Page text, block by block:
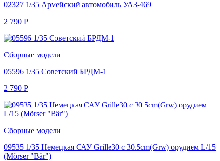
02327 1/35 Армейский автомобиль УАЗ-469
2 790 Р
Сборные модели
05596 1/35 Советский БРДМ-1
2 790 Р
Сборные модели
09535 1/35 Немецкая САУ Grille30 с 30.5cm(Grw) орудием L/15
(Mörser "Bär")